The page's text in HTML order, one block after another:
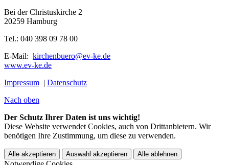
Bei der Christuskirche 2
20259 Hamburg
Tel.: 040 398 09 78 00
E-Mail: kirchenbuero@ev-ke.de
www.ev-ke.de
Impressum | Datenschutz
Nach oben
Der Schutz Ihrer Daten ist uns wichtig!
Diese Website verwendet Cookies, auch von Drittanbietern. Wir
benötigen Ihre Zustimmung, um diese zu verwenden.
Alle akzeptieren Auswahl akzeptieren Alle ablehnen